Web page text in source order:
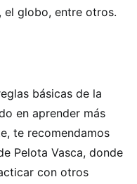
el globo, entre otros.
básicas de la
en aprender más
te recomendamos
Pelota Vasca, donde
con otros